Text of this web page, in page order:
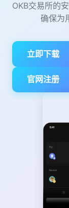
OKB交易所的
确保为
立即下载
官网注册